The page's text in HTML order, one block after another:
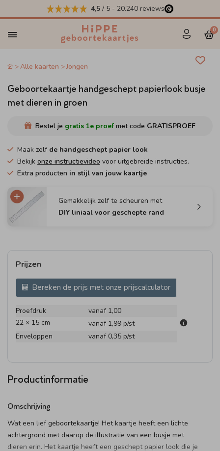
4,5 / 5 - 20.240 reviews
0
Alle kaarten Jongen
Geboortekaartje handgeschept papierlook busje
met dieren in groen
Bestel je gratis 1e proef met code GRATISPROEF
Maak zelf de handgeschept papier look
Bekijk onze instructievideo voor uitgebreide instructies.
Extra producten in stijl van jouw kaartje
Gemakkelijk zelf te scheuren met
DIY liniaal voor geschepte rand
Prijzen
Bereken de prijs met onze prijscalculator
Proefdruk
vanaf 1,00
22 × 15 cm
vanaf 1,99 p/st
Enveloppen
vanaf 0,35 p/st
Productinformatie
Omschrijving
Wat een lief geboortekaartje! Het kaartje heeft een lichte
achtergrond met daarop de illustratie van een busje met
dieren erin. Het kaartje heeft een geschept papier look die je